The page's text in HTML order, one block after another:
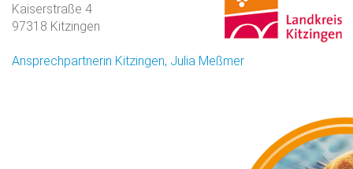
Kaiserstraße 4
97318 Kitzingen
Ansprechpartnerin Kitzingen, Julia Meßmer